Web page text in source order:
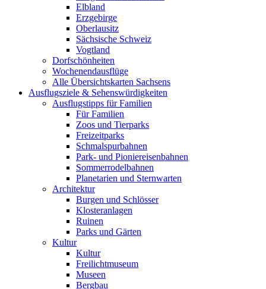
Elbland
Erzgebirge
Oberlausitz
Sächsische Schweiz
Vogtland
Dorfschönheiten
Wochenendausflüge
Alle Übersichtskarten Sachsens
Ausflugsziele & Sehenswürdigkeiten
Ausflugstipps für Familien
Für Familien
Zoos und Tierparks
Freizeitparks
Schmalspurbahnen
Park- und Pioniereisenbahnen
Sommerrodelbahnen
Planetarien und Sternwarten
Architektur
Burgen und Schlösser
Klosteranlagen
Ruinen
Parks und Gärten
Kultur
Kultur
Freilichtmuseum
Museen
Bergbau